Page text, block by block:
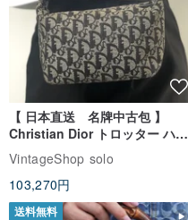
【 日本直送 名牌中古包 】
Christian Dior トロッター ハン
ドバッグ ブラック ジャガード バ
ニティバッグ ミニバッグ zxykbr
VintageShop solo
103,270円
送料無料